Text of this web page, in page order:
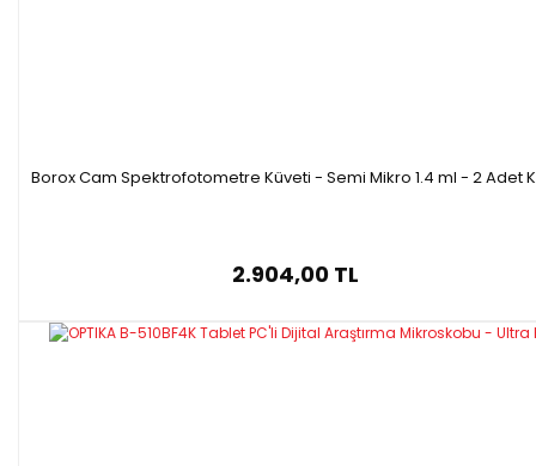
Borox Cam Spektrofotometre Küveti - Semi Mikro 1.4 ml - 2 Adet
2.904,00 TL